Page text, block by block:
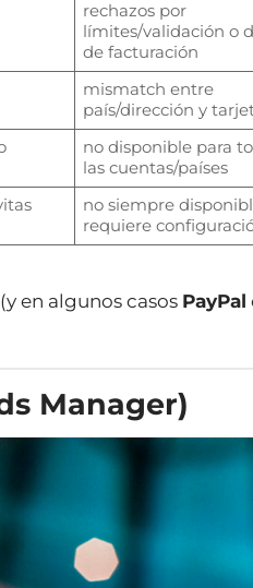
rechazos por
límites/validación o
de facturación
mismatch entre
país/dirección y
no disponible para
las cuentas/países
no siempre
requiere
(y en algunos casos PayPal
Manager)